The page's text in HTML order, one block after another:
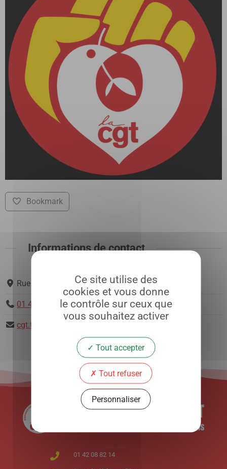
Bookmark
Informations de contact
Rue de l'Hôpital, 95780 La Roche-Guyon
01 42 08 82 14
cgt.trs@aphp.fr
01 42 08 82 14
Ce site utilise des
cookies et vous donne
le contrôle sur ceux que
vous souhaitez activer
Tout accepter
Tout refuser
Personnaliser